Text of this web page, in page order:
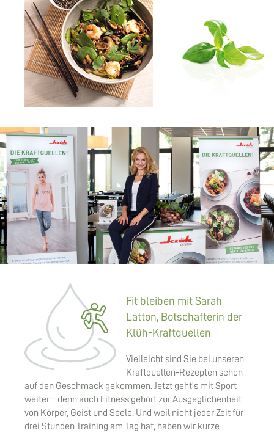
Fit bleiben mit Sarah
Latton, Botschafterin der
Klüh-Kraftquellen
Vielleicht sind Sie bei unseren
Kraftquellen-Rezepten schon
auf den Geschmack gekommen. Jetzt geht’s mit Sport
weiter – denn auch Fitness gehört zur Ausgeglichenheit
von Körper, Geist und Seele. Und weil nicht jeder Zeit für
drei Stunden Training am Tag hat, haben wir kurze